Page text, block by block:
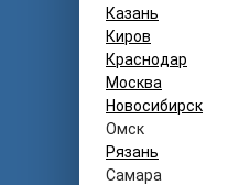
Казань
Киров
Краснодар
Москва
Новосибирск
Омск
Рязань
Самара